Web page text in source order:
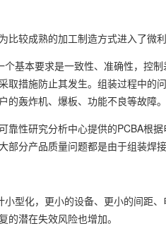
比较成熟的加工制造方式进入了微
个基本要求是一致性、准确性，控
取措施防止其发生。组装过程中的
的轰炸机、爆板、功能不良等故障。
靠性研究分析中心提供的PCBA根
部分产品质量问题都是由于组装焊
小型化，更小的设备、更小的间距
的潜在失效风险也增加。